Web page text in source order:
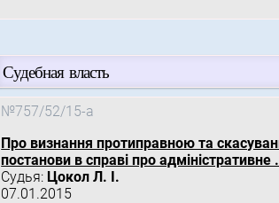
Судебная власть
№757/52/15-а
Про визнання протиправною та
постанови в справі про адміністративне
Судья: Цокол Л. І.
07.01.2015